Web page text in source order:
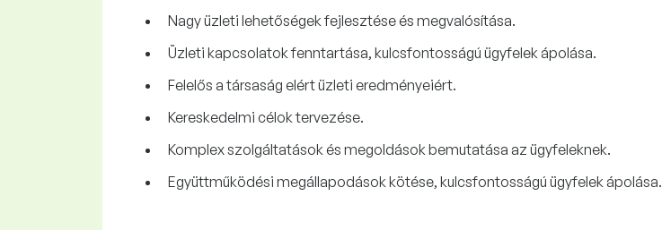
Nagy üzleti lehetőségek fejlesztése és megvalósítása.
Üzleti kapcsolatok fenntartása, kulcsfontosságú ügyfelek ápolása.
Felelős a társaság elért üzleti eredményeiért.
Kereskedelmi célok tervezése.
Komplex szolgáltatások és megoldások bemutatása az ügyfeleknek.
Együttműködési megállapodások kötése, kulcsfontosságú ügyfelek ápolása.